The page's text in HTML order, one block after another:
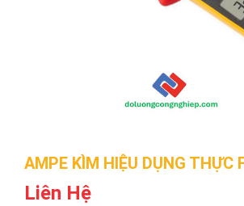
AMPE KÌM HIỆU DỤNG THỰC
Liên Hệ